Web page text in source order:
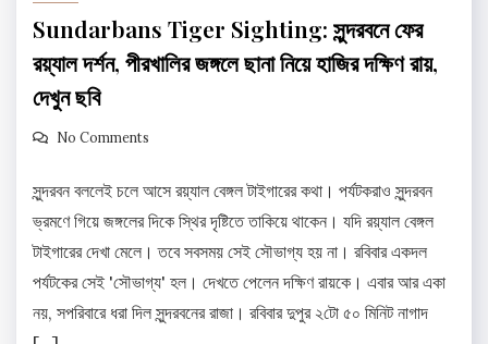
Sundarbans Tiger Sighting: সুন্দরবনে ফের
রয়্যাল দর্শন, পীরখালির জঙ্গলে ছানা নিয়ে হাজির দক্ষিণ রায়,
দেখুন ছবি
No Comments
সুন্দরবন বললেই চলে আসে রয়্যাল বেঙ্গল টাইগারের কথা। পর্যটকরাও সুন্দরবন
ভ্রমণে গিয়ে জঙ্গলের দিকে স্থির দৃষ্টিতে তাকিয়ে থাকেন। যদি রয়্যাল বেঙ্গল
টাইগারের দেখা মেলে। তবে সবসময় সেই সৌভাগ্য হয় না। রবিবার একদল
পর্যটকের সেই 'সৌভাগ্য' হল। দেখতে পেলেন দক্ষিণ রায়কে। এবার আর একা
নয়, সপরিবারে ধরা দিল সুন্দরবনের রাজা। রবিবার দুপুর ২টো ৫০ মিনিট নাগাদ